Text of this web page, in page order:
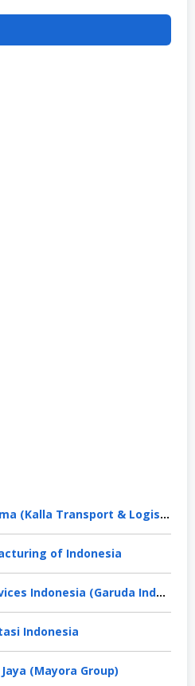
PT Bumi Jasa Utama (Kalla Transport & Logistics)
of Indonesia
PT Aerotrans Services Indonesia (Garuda Indonesia Group)
Indonesia
(Mayora Group)